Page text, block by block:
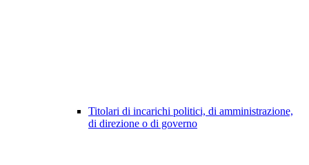
Titolari di incarichi politici, di amministrazione,
di direzione o di governo